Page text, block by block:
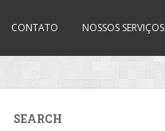
CONTATO NOSSOS SERVIÇOS
SEARCH